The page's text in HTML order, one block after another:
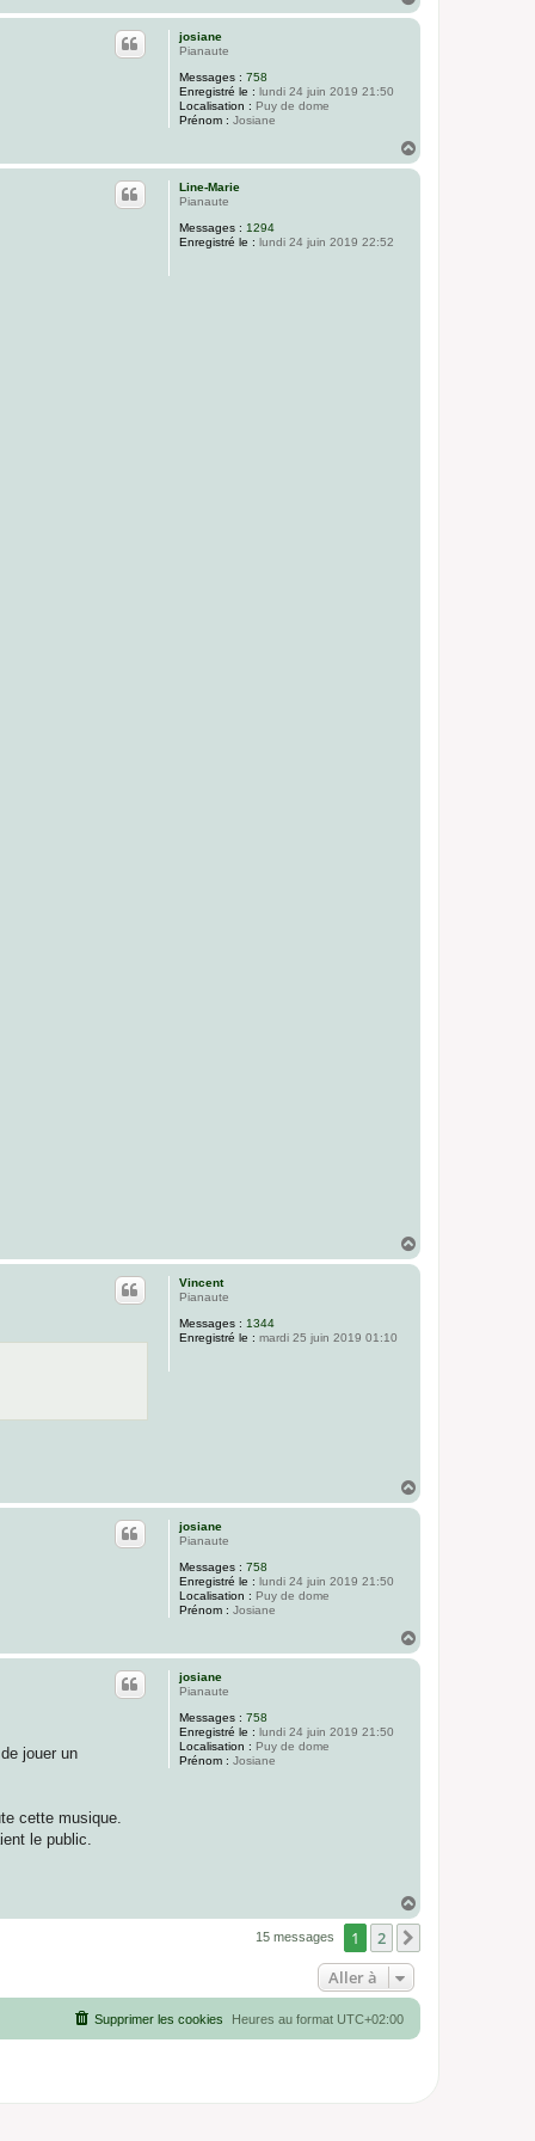
u
josiane
Pianaute
Messages : 758
Enregistré le : lundi 24 juin 2019 21:50
Localisation : Puy de dome
Prénom : Josiane
u
Line-Marie
Pianaute
Messages : 1294
Enregistré le : lundi 24 juin 2019 22:52
u
Vincent
Pianaute
Messages : 1344
Enregistré le : mardi 25 juin 2019 01:10
u
josiane
Pianaute
Messages : 758
Enregistré le : lundi 24 juin 2019 21:50
Localisation : Puy de dome
Prénom : Josiane
u
josiane
Pianaute
Messages : 758
Enregistré le : lundi 24 juin 2019 21:50
Localisation : Puy de dome
Prénom : Josiane
jouer un
cette musique.
le public.
t
15 messages 1 2
Aller à
Heures au format UTC+02:00
Supprimer les cookies